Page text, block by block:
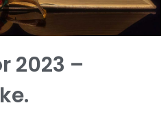
2023 –